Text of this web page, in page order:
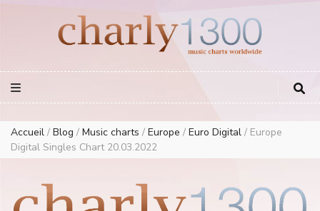
European Music Charts plus USA and Australia
Accueil / Blog / Music charts / Europe / Euro Digital / Europe
Digital Singles Chart 20.03.2022